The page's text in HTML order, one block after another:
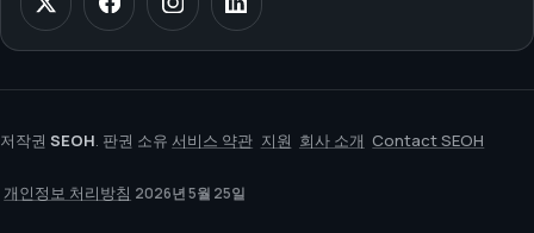
저작권 SEOH. 판권 소유 서비스 약관 지원 회사 소개 Contact SEOH
개인정보 처리방침 2026년 5월 25일